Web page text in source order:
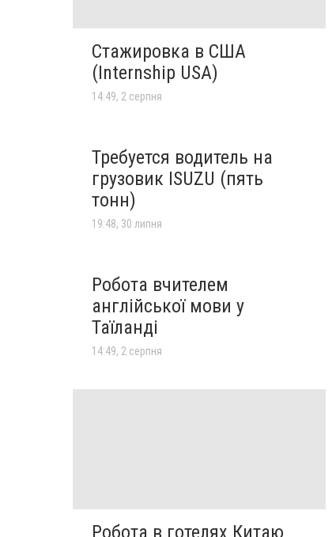
Стажировка в США
(Internship USA)
14:49, 2 серпня
Требуется водитель на
грузовик ISUZU (пять
тонн)
19:48, 30 липня
Робота вчителем
англійської мови у
Таїланді
14:49, 2 серпня
Робота в готелях Китаю